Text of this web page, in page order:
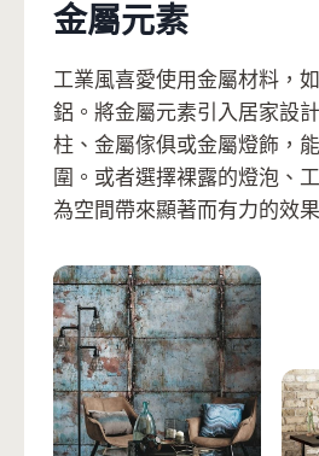
金屬元素
工業風喜愛使用金屬材料，
鋁。將金屬元素引入居家設
柱、金屬傢俱或金屬燈飾，
圍。或者選擇裸露的燈泡、
為空間帶來顯著而有力的效果